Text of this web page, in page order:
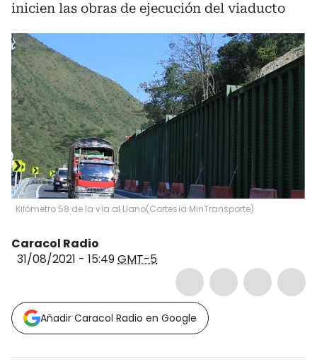
inicien las obras de ejecución del viaducto
Kilómetro 58 de la vía al Llano(Cortesía MinTransporte)
Caracol Radio
31/08/2021 - 15:49GMT-5
Añadir Caracol Radio en Google